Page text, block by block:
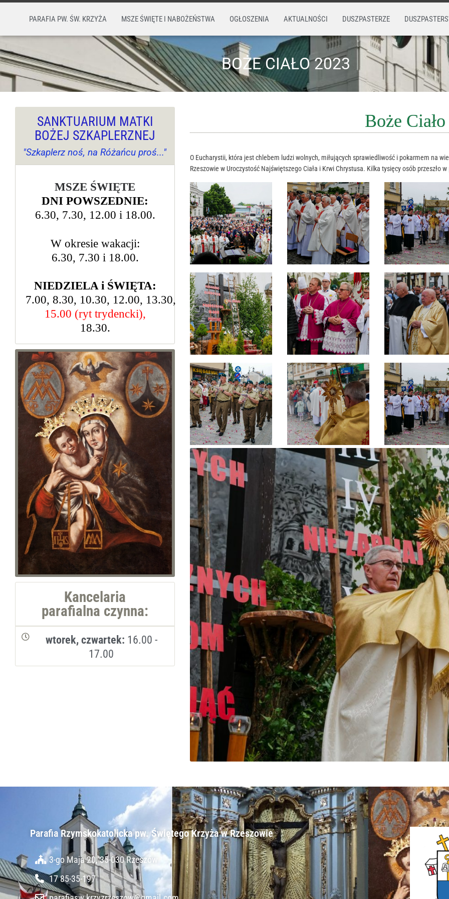
PARAFIA PW. ŚW. KRZYŻA MSZE ŚWIĘTE I NABOŻEŃSTWA OGŁOSZENIA AKTUALNOŚCI DUSZPASTERZE
BOŻE CIAŁO 2023
SANKTUARIUM MATKI
BOŻEJ SZKAPLERZNEJ
"Szkaplerz noś, na Różańcu proś..."
MSZE ŚWIĘTE
DNI POWSZEDNIE:
6.30, 7.30, 12.00 i 18.00.
W okresie wakacji:
6.30, 7.30 i 18.00.
NIEDZIELA i ŚWIĘTA:
7.00, 8.30, 10.30, 12.00, 13.30,
15.00 (ryt trydencki),
18.30.
Kancelaria
parafialna czynna:
wtorek, czwartek: 16.00 -
17.00
Boże
O Eucharystii, która jest chlebem ludzi wolnych, miłujących sprawiedliwość i pokarmem na
Rzeszowie w Uroczystość Najświętszego Ciała i Krwi Chrystusa. Kilka tysięcy osób przeszło
Parafia Rzymskokatolicka pw. Świętego Krzyża w Rzeszowie​
3-go Maja 20, 35-030 Rzeszów
17 85-35-197